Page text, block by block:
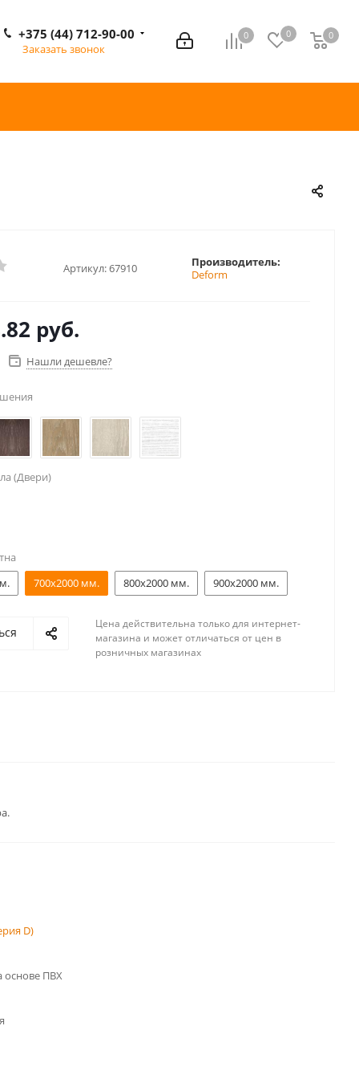
0 0 0
0
+375 (44) 712-90-00
Заказать звонок
Артикул:67910
Производитель:
Deform
руб.
Нашли дешевле?
(Двери)
700x2000 мм. 800x2000 мм. 900x2000 мм.
Цена действительна только для интернет-
магазина и может отличаться от цен в
розничных магазинах
D)
основе ПВХ